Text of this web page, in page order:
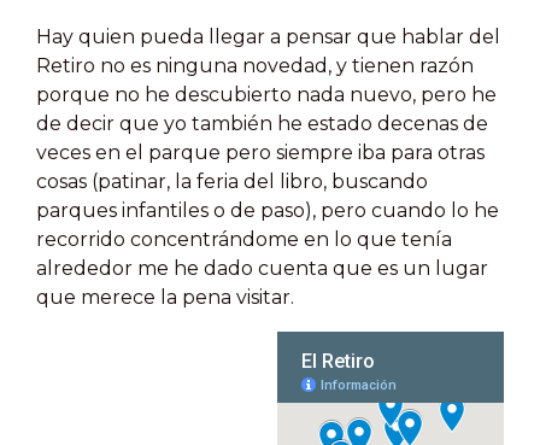
Hay quien pueda llegar a pensar que hablar del
Retiro no es ninguna novedad, y tienen razón
porque no he descubierto nada nuevo, pero he
de decir que yo también he estado decenas de
veces en el parque pero siempre iba para otras
cosas (patinar, la feria del libro, buscando
parques infantiles o de paso), pero cuando lo he
recorrido concentrándome en lo que tenía
alrededor me he dado cuenta que es un lugar
que merece la pena visitar.